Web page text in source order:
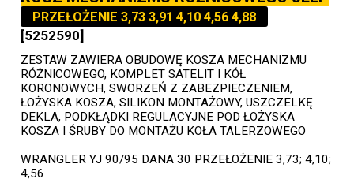
PRZEŁOŻENIE 3,73 3,91 4,10 4,56 4,88
[5252590]
ZESTAW ZAWIERA OBUDOWĘ KOSZA MECHANIZMU
RÓŻNICOWEGO, KOMPLET SATELIT I KÓŁ
KORONOWYCH, SWORZEŃ Z ZABEZPIECZENIEM,
ŁOŻYSKA KOSZA, SILIKON MONTAŻOWY, USZCZELKĘ
DEKLA, PODKŁĄDKI REGULACYJNE POD ŁOŻYSKA
KOSZA I ŚRUBY DO MONTAŻU KOŁA TALERZOWEGO
WRANGLER YJ 90/95 DANA 30 PRZEŁOŻENIE 3,73; 4,10;
4,56